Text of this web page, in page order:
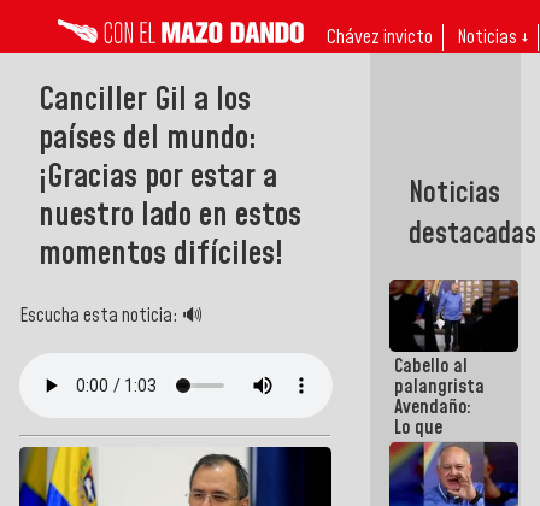
Chávez invicto Noticias ↓
Canciller Gil a los
países del mundo:
¡Gracias por estar a
nuestro lado en estos
momentos difíciles!
Escucha esta noticia: 🔊
Noticias
destacadas
Cabello al
palangrista
Avendaño:
Lo que
vayas a
escribir
hazlo hoy